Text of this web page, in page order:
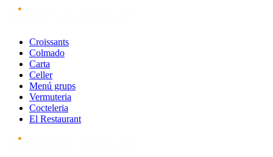
Vés
Croissants
Colmado
Carta
Celler
Menú grups
Vermuteria
Cocteleria
El Restaurant